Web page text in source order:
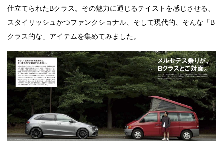
仕立てられたBクラス。その魅力に通じるテイストを感じさせる、
スタイリッシュかつファンクショナル、そして現代的、そんな「B
クラス的な」アイテムを集めてみました。